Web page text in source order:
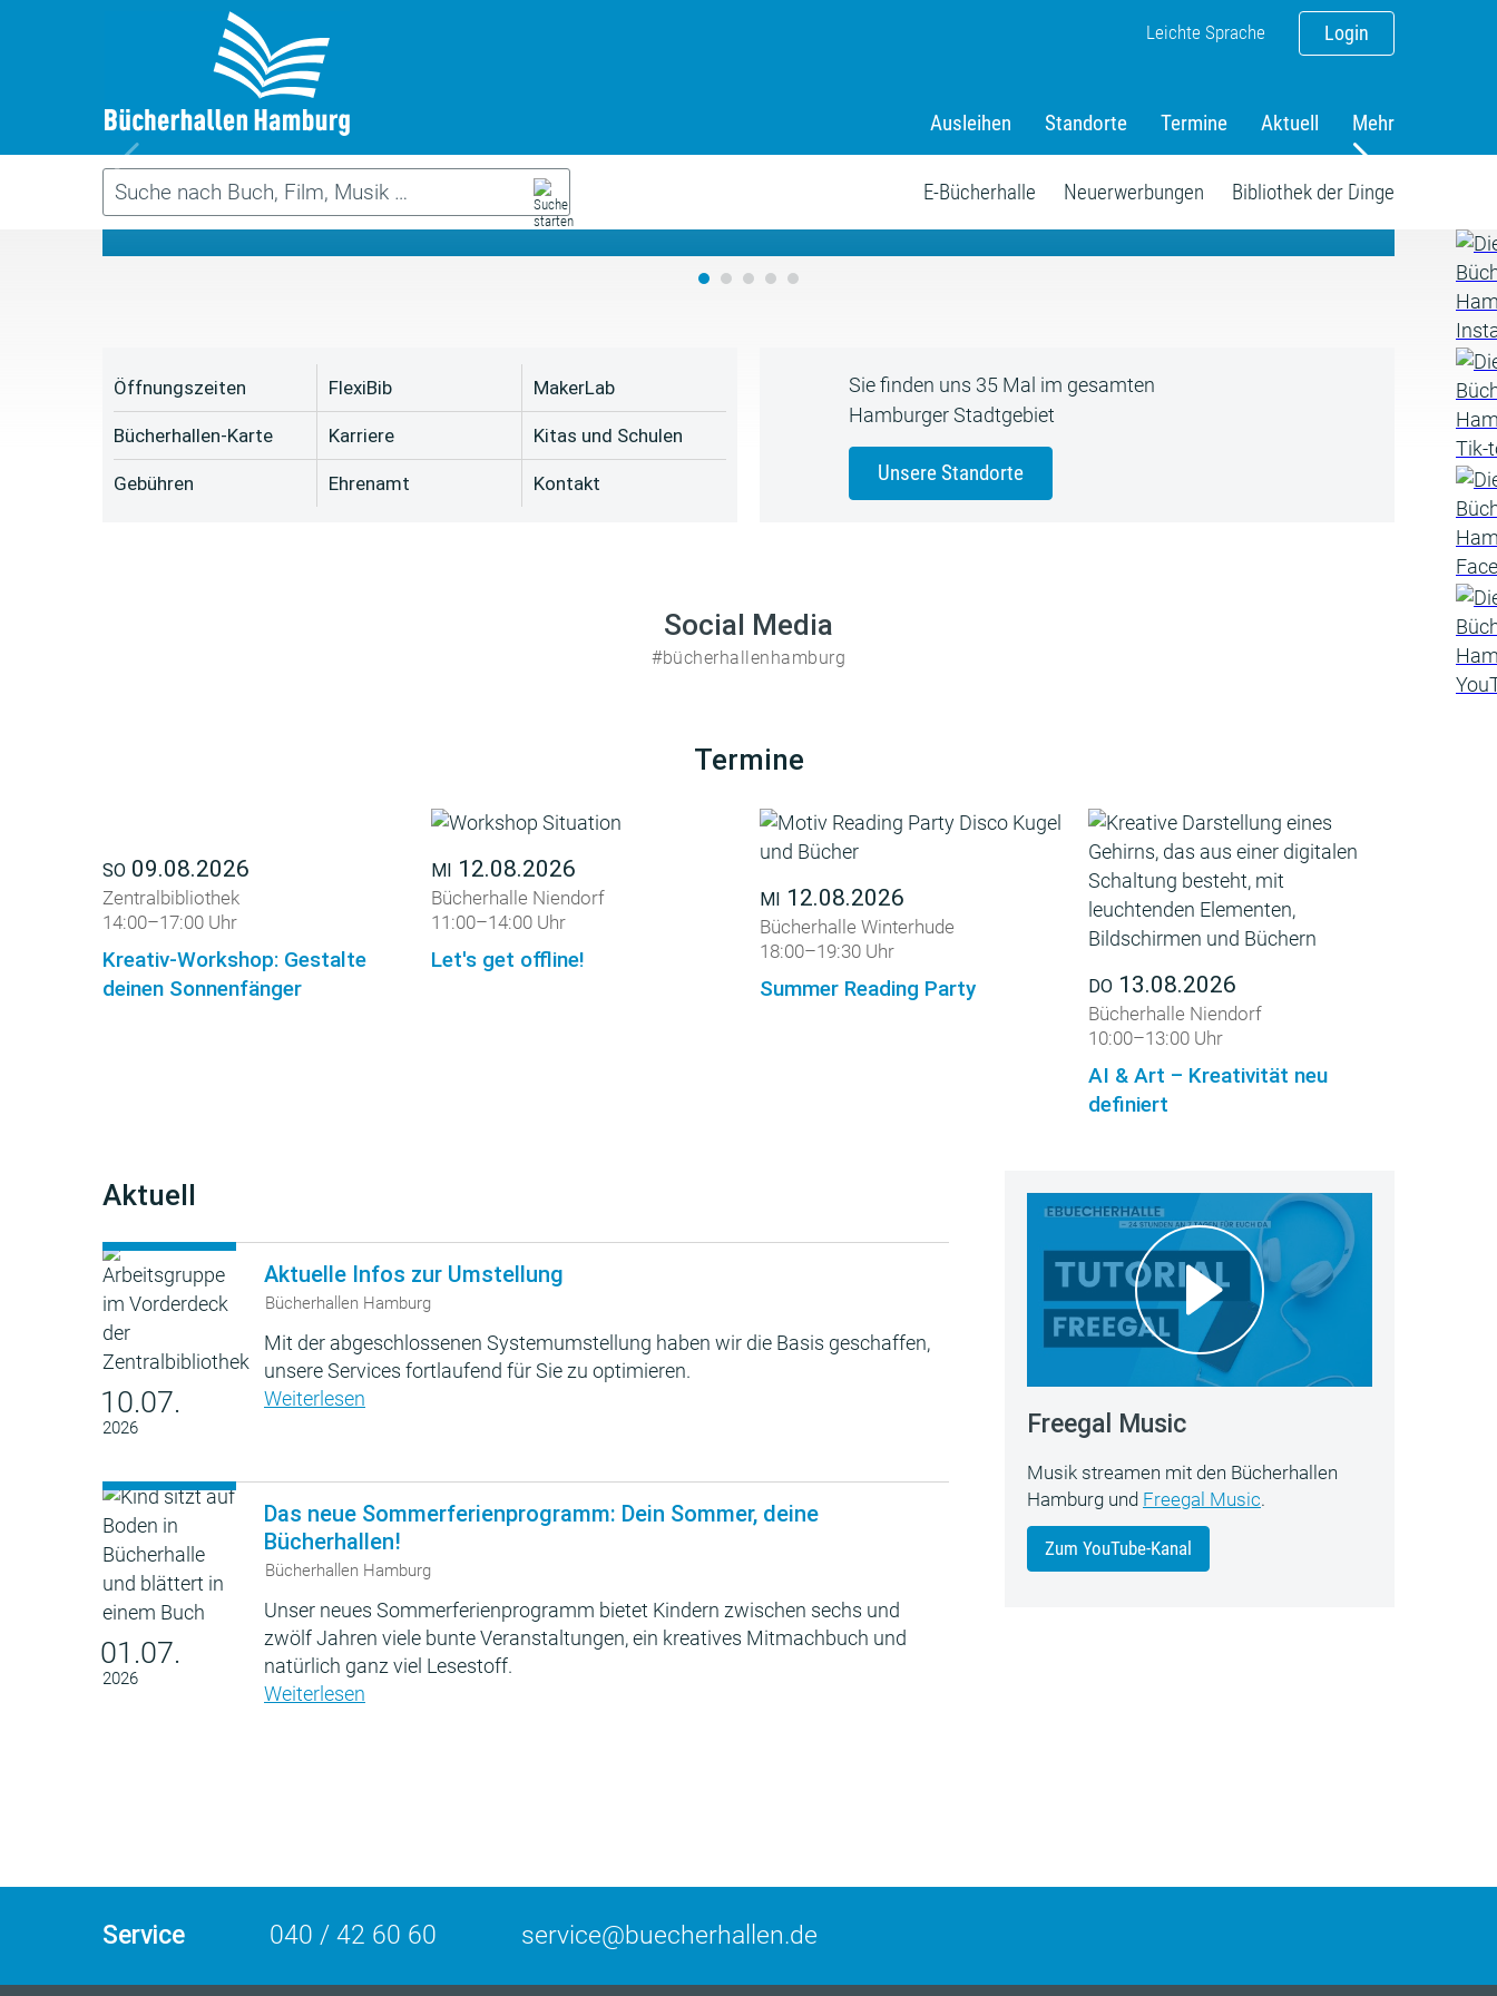
Login
Leichte Sprache
Ausleihen Standorte Termine Aktuell Mehr
E-Bücherhalle Neuerwerbungen Bibliothek der Dinge
Das neue Sommerferienprogramm
Öffnungszeiten
Bücherhallen-Karte
Gebühren
FlexiBib
Karriere
Ehrenamt
MakerLab
Kitas und Schulen
Kontakt
Sie finden uns 35 Mal im gesamten
Hamburger Stadtgebiet
Unsere Standorte
Social Media
#bücherhallenhamburg
Termine
SO 09.08.2026
Zentralbibliothek
14:00–17:00 Uhr
Kreativ-Workshop: Gestalte
deinen Sonnenfänger
MI 12.08.2026
Bücherhalle Niendorf
11:00–14:00 Uhr
Let's get offline!
MI 12.08.2026
Bücherhalle Winterhude
18:00–19:30 Uhr
Summer Reading Party DO 13.08.2026
Bücherhalle Niendorf
10:00–13:00 Uhr
AI & Art – Kreativität neu
definiert
Aktuell
10.07.
2026
Aktuelle Infos zur Umstellung
Bücherhallen Hamburg
Mit der abgeschlossenen Systemumstellung haben wir die Basis geschaffen,
unsere Services fortlaufend für Sie zu optimieren.
Weiterlesen
01.07.
2026
Das neue Sommerferienprogramm: Dein Sommer, deine
Bücherhallen!
Bücherhallen Hamburg
Unser neues Sommerferienprogramm bietet Kindern zwischen sechs und
zwölf Jahren viele bunte Veranstaltungen, ein kreatives Mitmachbuch und
natürlich ganz viel Lesestoff.
Weiterlesen
Freegal Music
Musik streamen mit den Bücherhallen
Hamburg und Freegal Music.
Zum YouTube-Kanal
Service 040 / 42 60 60 service@buecherhallen.de